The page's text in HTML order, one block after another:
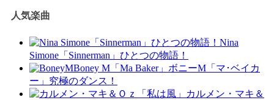
人気楽曲
Nina
Simone「Sinnerman」ひとつの物語！
Boney M「Ma Baker」ボニーM「マ･ベイカ
ー」究極のダンス！
カルメン・マキ＆